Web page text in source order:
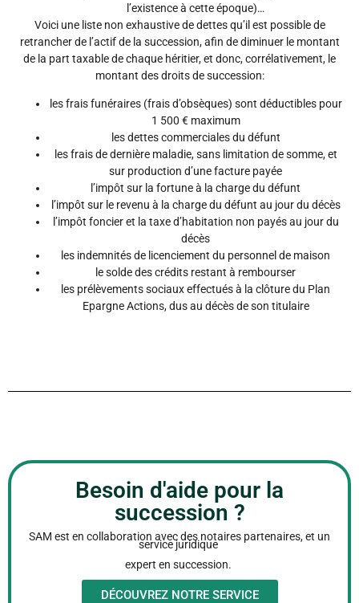
l’existence à cette époque)…
Voici une liste non exhaustive de dettes qu’il est possible de
retrancher de l’actif de la succession, afin de diminuer le montant
de la part taxable de chaque héritier, et donc, corrélativement, le
montant des droits de succession:
les frais funéraires (frais d’obsèques) sont déductibles pour
1 500 € maximum
les dettes commerciales du défunt
les frais de dernière maladie, sans limitation de somme, et
sur production d’une facture payée
l’impôt sur la fortune à la charge du défunt
l’impôt sur le revenu à la charge du défunt au jour du décès
l’impôt foncier et la taxe d’habitation non payés au jour du
décès
les indemnités de licenciement du personnel de maison
le solde des crédits restant à rembourser
les prélèvements sociaux effectués à la clôture du Plan
Epargne Actions, dus au décès de son titulaire
Besoin d'aide pour la
succession ?
SAM est en collaboration avec des notaires partenaires, et un
service juridique
expert en succession.
DÉCOUVREZ NOTRE SERVICE